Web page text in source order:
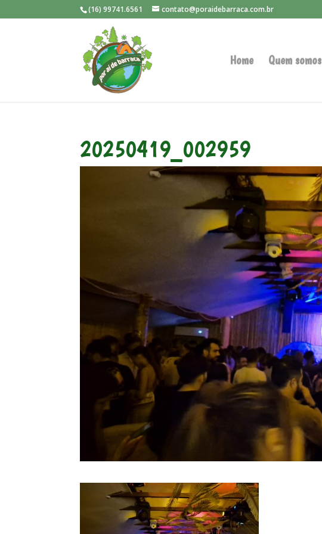
(16) 99741.6561 contato@poraidebarraca.com.br
Home Quem somos
20250419_002959